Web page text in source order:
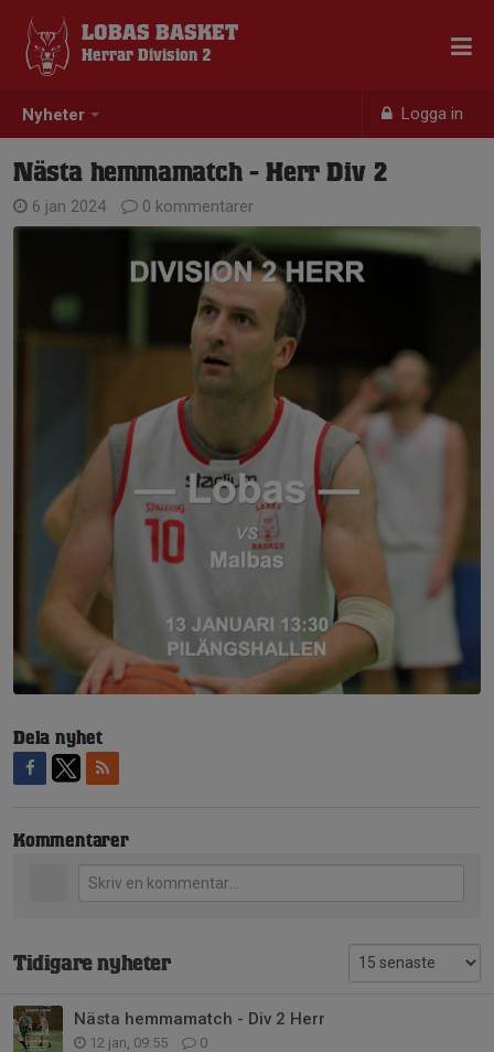
Nyheter Logga in
LOBAS BASKET
Herrar Division 2
Nästa hemmamatch - Herr Div 2
6 jan 2024 0 kommentarer
Dela nyhet
Kommentarer
Tidigare nyheter
Nästa hemmamatch - Div 2 Herr
12 jan, 09:55 0